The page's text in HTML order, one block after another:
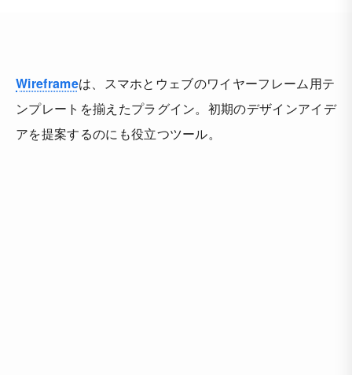
Wireframeは、スマホとウェブのワイヤーフレーム用テ
ンプレートを揃えたプラグイン。初期のデザインアイデ
アを提案するのにも役立つツール。